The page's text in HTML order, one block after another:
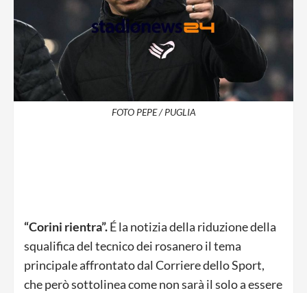
FOTO PEPE / PUGLIA
“Corini rientra”.É la notizia della riduzione della
squalifica del tecnico dei rosanero il tema
principale affrontato dal Corriere dello Sport,
che però sottolinea come non sarà il solo a essere